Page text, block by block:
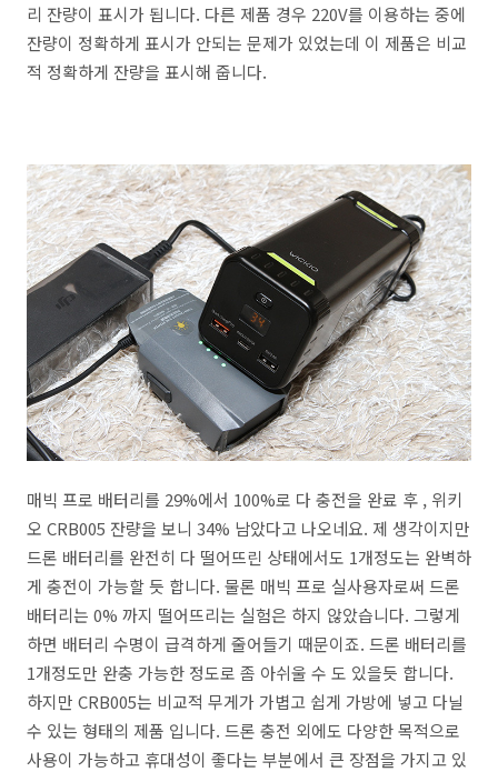
리 잔량이 표시가 됩니다. 다른 제품 경우 220V를 이용하는 중에
잔량이 정확하게 표시가 안되는 문제가 있었는데 이 제품은 비교
적 정확하게 잔량을 표시해 줍니다.
매빅 프로 배터리를 29%에서 100%로 다 충전을 완료 후 , 위키
오 CRB005 잔량을 보니 34% 남았다고 나오네요. 제 생각이지만
드론 배터리를 완전히 다 떨어뜨린 상태에서도 1개정도는 완벽하
게 충전이 가능할 듯 합니다. 물론 매빅 프로 실사용자로써 드론
배터리는 0% 까지 떨어뜨리는 실험은 하지 않았습니다. 그렇게
하면 배터리 수명이 급격하게 줄어들기 때문이죠. 드론 배터리를
1개정도만 완충 가능한 정도로 좀 아쉬울 수 도 있을듯 합니다.
하지만 CRB005는 비교적 무게가 가볍고 쉽게 가방에 넣고 다닐
수 있는 형태의 제품 입니다. 드론 충전 외에도 다양한 목적으로
사용이 가능하고 휴대성이 좋다는 부분에서 큰 장점을 가지고 있